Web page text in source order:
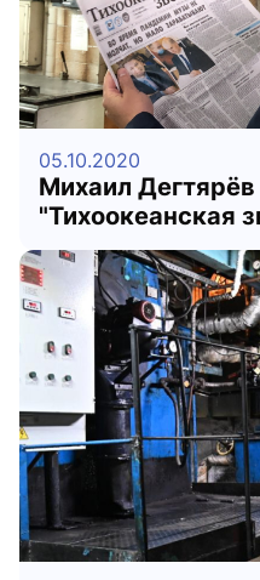
05.10.2020
Михаил
"Тихоокеанская